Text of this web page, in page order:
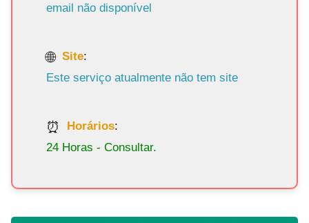
email não disponível
Site:
Este serviço atualmente não tem site
Horários:
24 Horas - Consultar.